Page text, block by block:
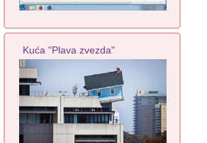
Kuća "Plava zvezda"